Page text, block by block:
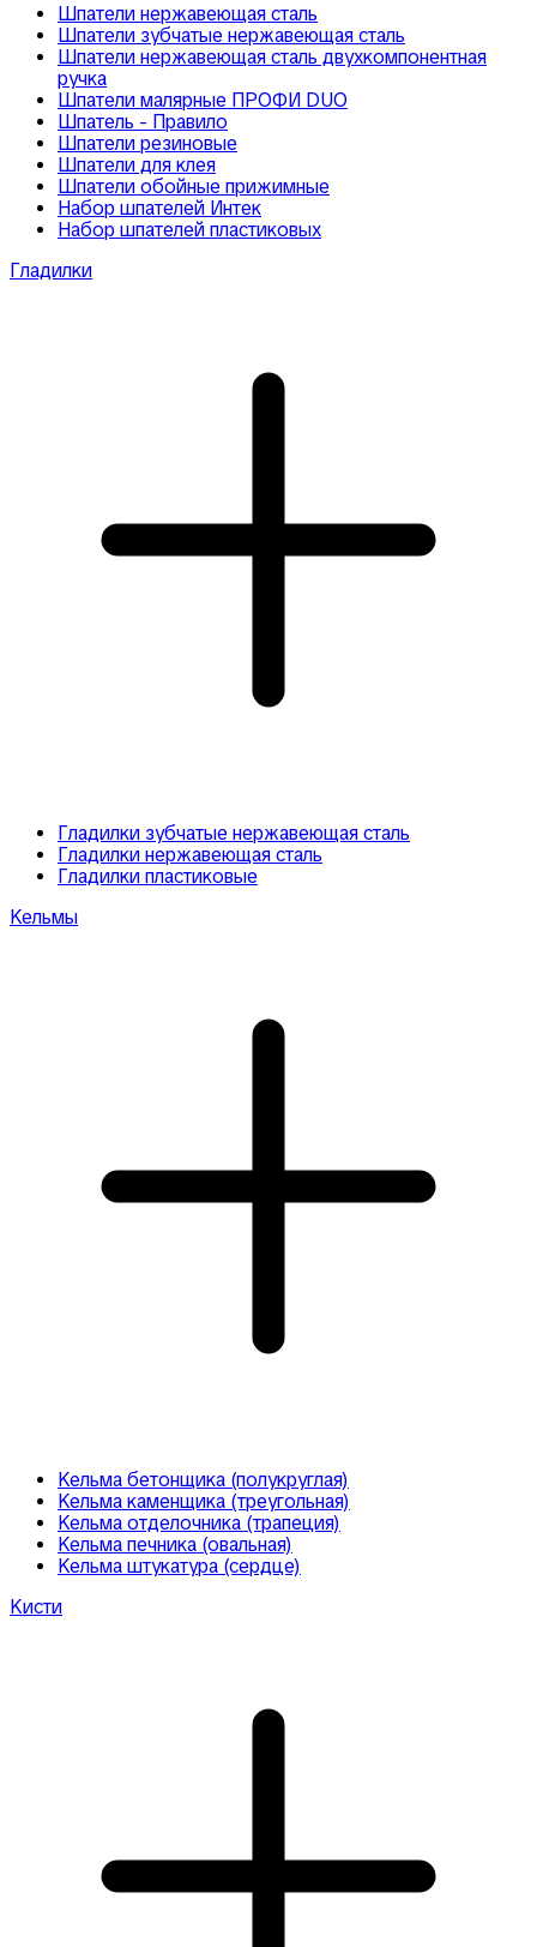
Шпатели нержавеющая сталь
Шпатели зубчатые нержавеющая сталь
Шпатели нержавеющая сталь двухкомпонентная
ручка
Шпатели малярные ПРОФИ DUO
Шпатель - Правило
Шпатели резиновые
Шпатели для клея
Шпатели обойные прижимные
Набор шпателей Интек
Набор шпателей пластиковых
Гладилки
Гладилки зубчатые нержавеющая сталь
Гладилки нержавеющая сталь
Гладилки пластиковые
Кельмы
Кельма бетонщика (полукруглая)
Кельма каменщика (треугольная)
Кельма отделочника (трапеция)
Кельма печника (овальная)
Кельма штукатура (сердце)
Кисти